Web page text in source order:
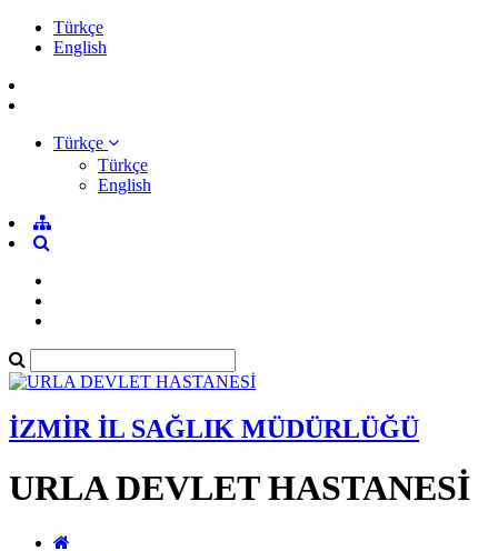
Türkçe
English
Türkçe
Türkçe
English
İZMİR İL SAĞLIK MÜDÜRLÜĞÜ
URLA DEVLET HASTANESİ